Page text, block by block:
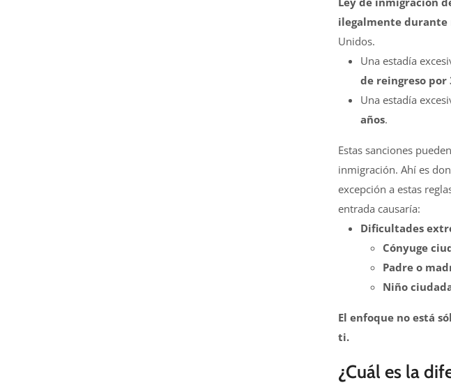
ilegalmente durante
Unidos.
Una estadía
de reingreso por
Una estadía
años.
Estas sanciones
inmigración. Ahí es
excepción a estas
entrada causaría:
Dificultades
Cónyuge
Padre o
Niño
El enfoque no está
ti.
¿Cuál es la